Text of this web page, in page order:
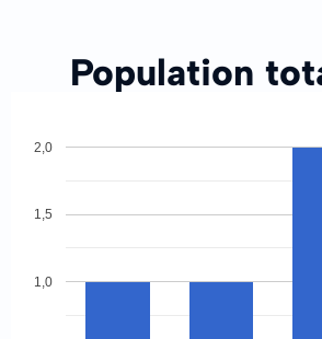
Population
1,0
1,5
2,0